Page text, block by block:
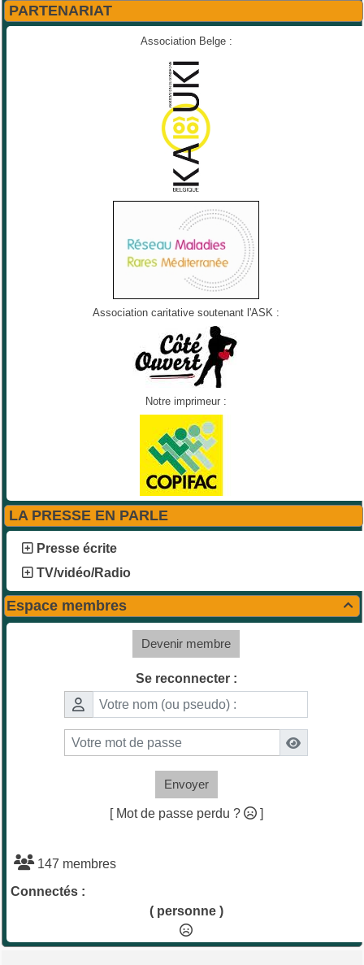
PARTENARIAT
Association Belge :
Association caritative soutenant l'ASK :
Notre imprimeur :
LA PRESSE EN PARLE
Presse écrite
TV/vidéo/Radio

Espace membres
Devenir membre
Se reconnecter :
Envoyer
[ Mot de passe perdu ? ]
147 membres
Connectés :
( personne )